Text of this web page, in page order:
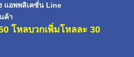
แอพพลิเคชั่น Line
ค้า
โหลบวกเพิ่มโหลละ 30